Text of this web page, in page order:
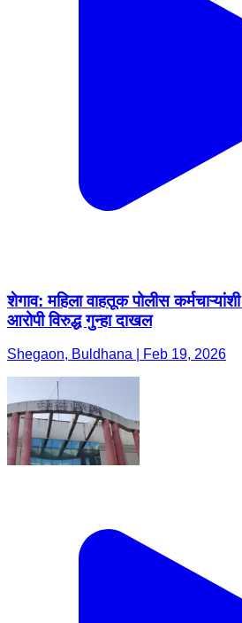
शेगाव: महिला वाहतूक पोलीस
आरोपी विरुद्ध गुन्हा दाखल
Shegaon, Buldhana | Feb 19, 2026